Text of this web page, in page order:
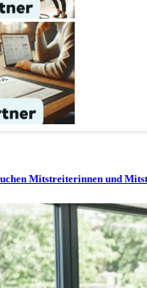
Mitstreiterinnen und